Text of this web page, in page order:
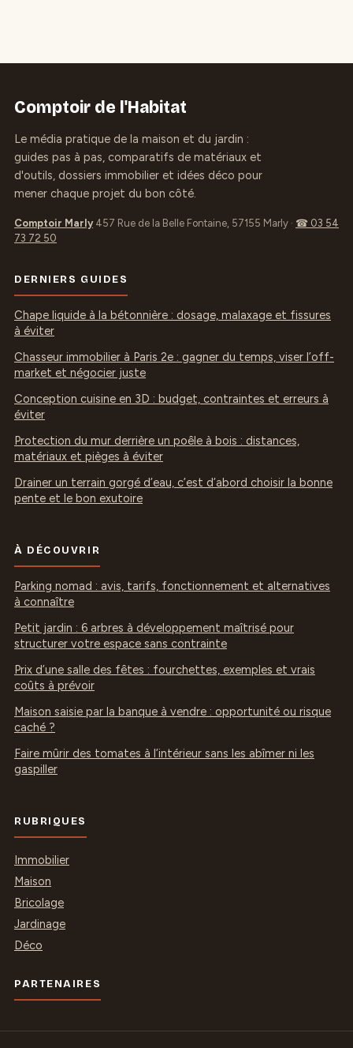
les erreurs
normalité
Comptoir de l'Habitat
Le média pratique de la maison et du jardin :
guides pas à pas, comparatifs de matériaux et
d'outils, dossiers immobilier et idées déco pour
mener chaque projet du bon côté.
Comptoir Marly 457 Rue de la Belle Fontaine, 57155 Marly · ☎ 03 54
73 72 50
DERNIERS GUIDES
Chape liquide à la bétonnière : dosage, malaxage et fissures
à éviter
Chasseur immobilier à Paris 2e : gagner du temps, viser l’off-
market et négocier juste
Conception cuisine en 3D : budget, contraintes et erreurs à
éviter
Protection du mur derrière un poêle à bois : distances,
matériaux et pièges à éviter
Drainer un terrain gorgé d’eau, c’est d’abord choisir la bonne
pente et le bon exutoire
À DÉCOUVRIR
Parking nomad : avis, tarifs, fonctionnement et alternatives
à connaître
Petit jardin : 6 arbres à développement maîtrisé pour
structurer votre espace sans contrainte
Prix d’une salle des fêtes : fourchettes, exemples et vrais
coûts à prévoir
Maison saisie par la banque à vendre : opportunité ou risque
caché ?
Faire mûrir des tomates à l’intérieur sans les abîmer ni les
gaspiller
RUBRIQUES
Immobilier
Maison
Bricolage
Jardinage
Déco
PARTENAIRES